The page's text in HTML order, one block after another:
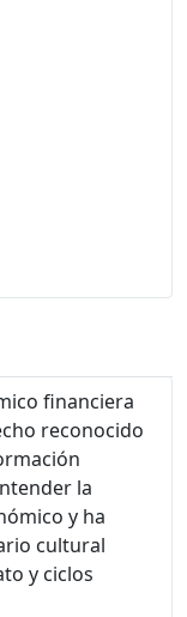
financiera
reconocido
la
y ha
cultural
y ciclos